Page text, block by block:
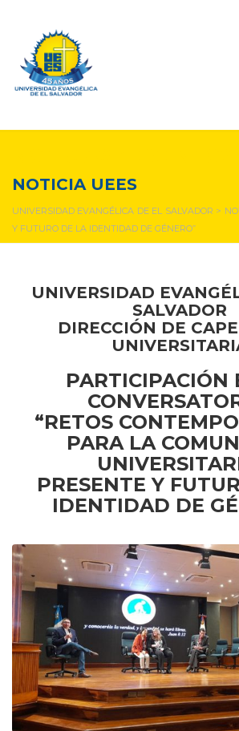
NOTICIA UEES
UNIVERSIDAD EVANGÉLICA DE EL SALVADOR >
Y FUTURO DE LA IDENTIDAD DE GÉNERO”
UNIVERSIDAD
SALVADOR
DIRECCIÓN DE
PARTICIPACIÓN
“RETOS
PARA LA
PRESENTE Y
IDENTIDAD DE